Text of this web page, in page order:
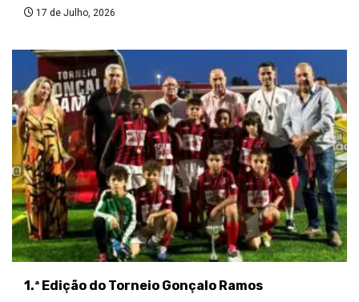
17 de Julho, 2026
1.ª Edição do Torneio Gonçalo Ramos